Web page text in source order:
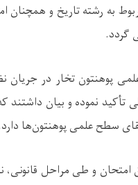
به رشته تاریخ و همچنان
گردد.
پوهنتون تخار در جریان
تأکید نموده و بیان
سطح علمی پوهنتون‌ها
امتحان و طی مراحل